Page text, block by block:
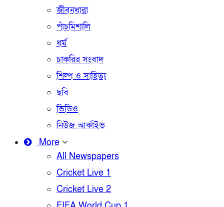
জীবনধারা
পাঁচমিশালি
ধর্ম
চাকরির সংবাদ
শিল্প ও সাহিত্য
ছবি
ভিডিও
নিউজ আর্কাইভ
More
All Newspapers
Cricket Live 1
Cricket Live 2